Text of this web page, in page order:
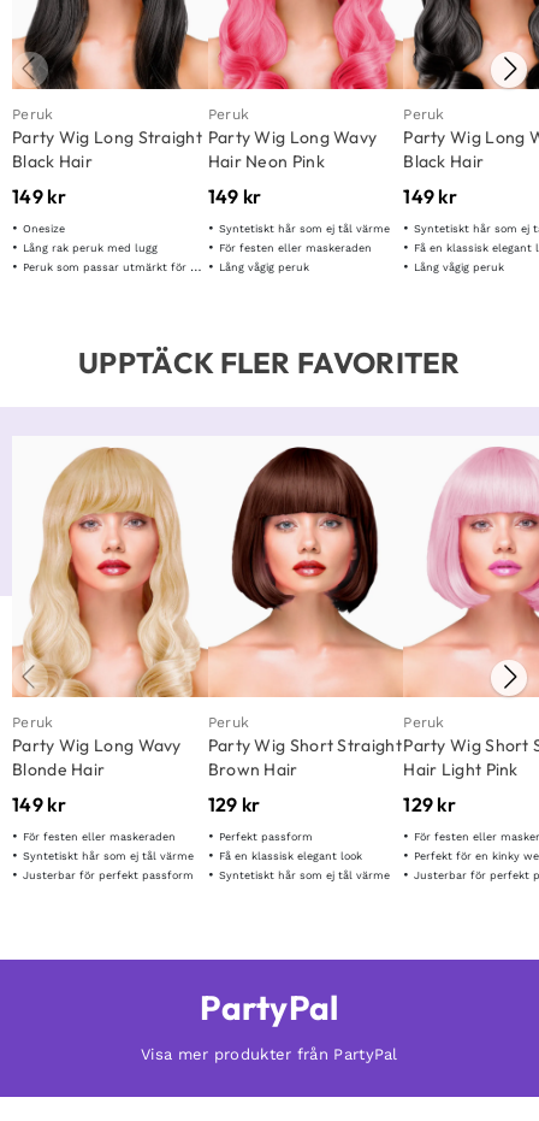
Peruk
Party Wig Long Straight
Black Hair
149 kr
Onesize
Lång rak peruk med lugg
Peruk som passar utmärkt för olika ändamål
Peruk
Party Wig Long Wavy
Hair Neon Pink
149 kr
Syntetiskt hår som ej tål värme
För festen eller maskeraden
Lång vågig peruk
Peruk
Party Wig Long
Black Hair
149 kr
Syntetiskt hår som ej
Få en klassisk elegant
Lång vågig peruk
UPPTÄCK FLER FAVORITER
Peruk
Party Wig Long Wavy
Blonde Hair
149 kr
För festen eller maskeraden
Syntetiskt hår som ej tål värme
Justerbar för perfekt passform
Peruk
Party Wig Short Straight
Brown Hair
129 kr
Perfekt passform
Få en klassisk elegant look
Syntetiskt hår som ej tål värme
Peruk
Party Wig Short
Hair Light Pink
129 kr
För festen eller
Perfekt för en kinky
Justerbar för perfekt
PartyPal
Visa mer produkter från PartyPal